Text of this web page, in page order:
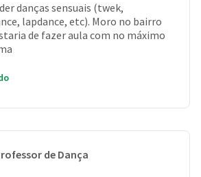
danças sensuais (twek,
lapdance, etc). Moro no bairro
de fazer aula com no máximo
de Dança